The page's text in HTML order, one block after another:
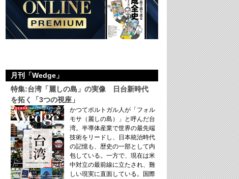
月刊「Wedge」
特集:台湾「麗しの島」の実像 日台新時代
を拓く「3つの視座」
かつてポルトガル人が「フォル
モサ（麗しの島）」と呼んだ台
湾。半導体産業で世界の最先端
技術をリードし、日本統治時代
の記憶も、歴史の一部として内
包している。一方で、現在は米
中対立の最前線に立たされ、難
しい現実に直面している。国際